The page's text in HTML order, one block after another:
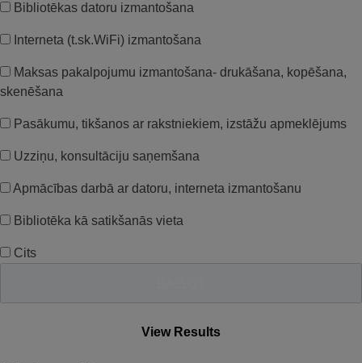
Bibliotēkas datoru izmantošana
Interneta (t.sk.WiFi) izmantošana
Maksas pakalpojumu izmantošana- drukāšana, kopēšana,
skenēšana
Pasākumu, tikšanos ar rakstniekiem, izstāžu apmeklējums
Uzziņu, konsultāciju saņemšana
Apmācības darbā ar datoru, interneta izmantošanu
Bibliotēka kā satikšanās vieta
Cits
View Results